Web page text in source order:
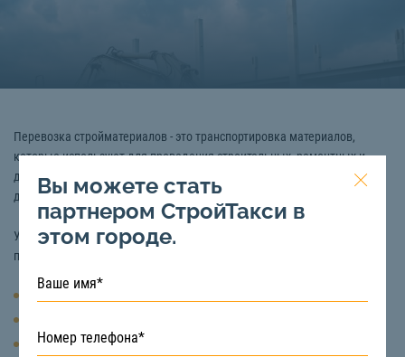
Перевозка стройматериалов - это транспортировка материалов,
которые используют для проведения строительных, ремонтных и
других, связанных с ними работ. К ним относятся, например,
древесина, кирпич, бетон, стекло, пластмасса, глина и так далее.
Услуги перевозки строительных материалов осуществляется с
помощью специальной техники:
Бортовая машина (грузоподъемность: 10 и 20 тонн)
Вы можете стать
партнером СтройТакси в
этом городе.